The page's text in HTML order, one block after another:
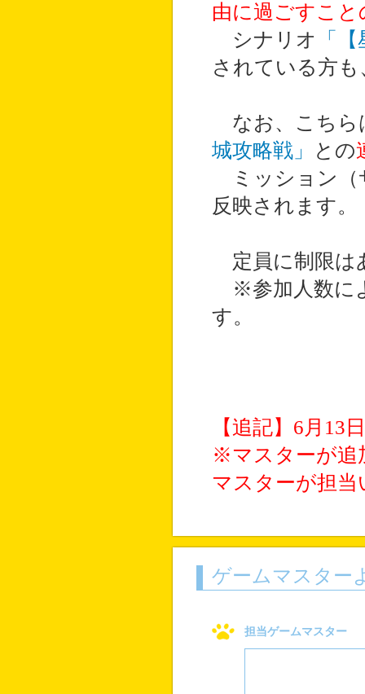
由に過ごすこ
シナリオ
「
されている方
なお、こちら
城攻略戦」
との
ミッション（
反映されます。
定員に制限は
※参加人数に
す。
【追記】6月13日
※マスターが追
マスターが担
ゲームマスター
担当ゲームマスター